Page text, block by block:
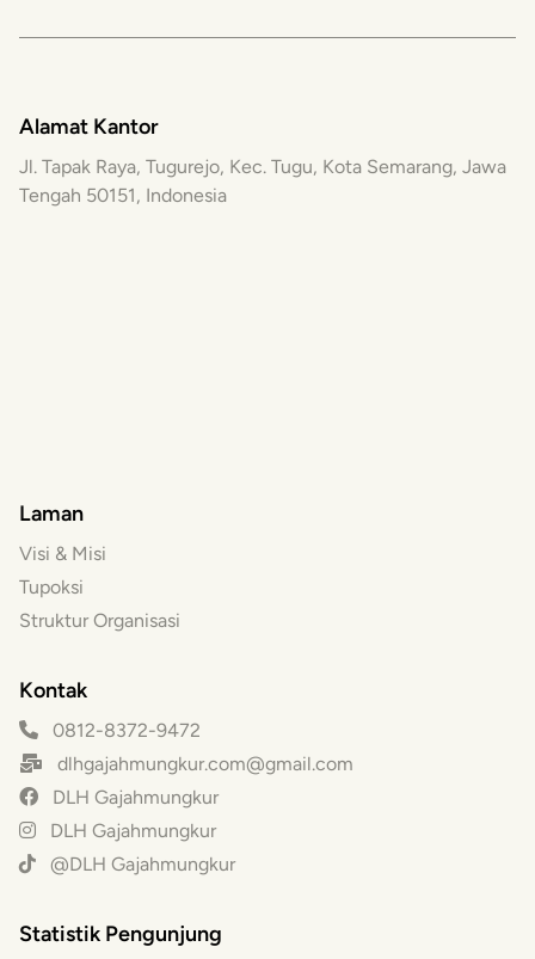
Alamat Kantor
Jl. Tapak Raya, Tugurejo, Kec. Tugu, Kota Semarang, Jawa
Tengah 50151, Indonesia
Laman
Visi & Misi
Tupoksi
Struktur Organisasi
Kontak
0812-8372-9472
dlhgajahmungkur.com@gmail.com
DLH Gajahmungkur
DLH Gajahmungkur
@DLH Gajahmungkur
Statistik Pengunjung